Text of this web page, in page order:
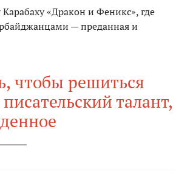
«Дракон и Феникс», где
— преданная и
чтобы решиться
талант,